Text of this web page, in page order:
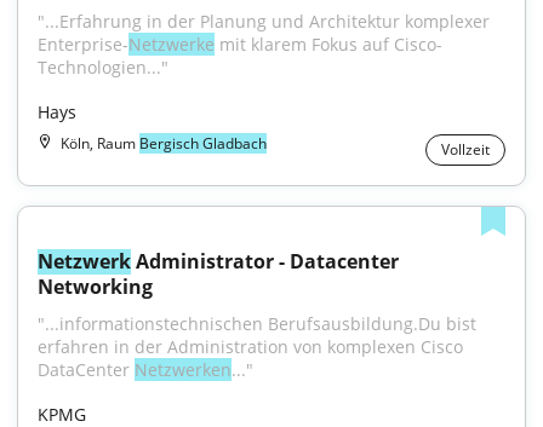
"...Erfahrung in der Planung und Architektur komplexer
Enterprise-Netzwerke mit klarem Fokus auf Cisco-
Technologien..."
Hays
Köln, Raum Bergisch Gladbach Vollzeit
Netzwerk Administrator - Datacenter
Networking
"...informationstechnischen Berufsausbildung.Du bist
erfahren in der Administration von komplexen Cisco
DataCenter Netzwerken..."
KPMG